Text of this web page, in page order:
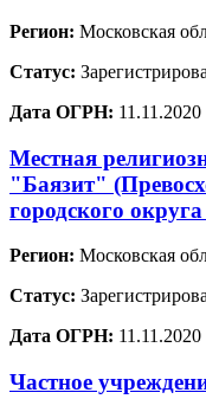
Регион: Московская
Статус:
Дата ОГРН: 11.11.2020
Местная
"Баязит"
городского
Регион: Московская
Статус:
Дата ОГРН: 11.11.2020
Частное